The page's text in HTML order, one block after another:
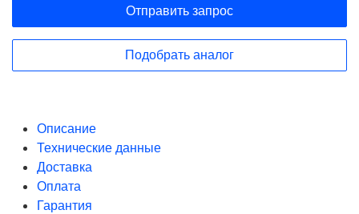
Отправить запрос
Подобрать аналог
Описание
Технические данные
Доставка
Оплата
Гарантия